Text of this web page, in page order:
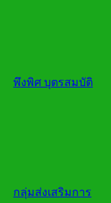
พึงพิศ บุตรสมบัติ
กลุ่มส่งเสริมการ